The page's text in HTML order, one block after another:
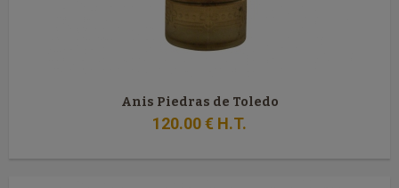
Anis Piedras de Toledo
120.00€ H.T.